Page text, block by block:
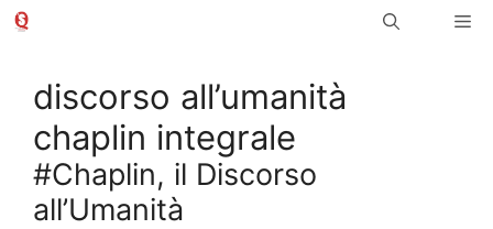
Vai
discorso all’umanità
chaplin integrale
#Chaplin, il Discorso
all’Umanità